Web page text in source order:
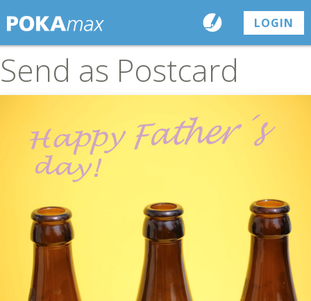
LOGIN
Send as Postcard